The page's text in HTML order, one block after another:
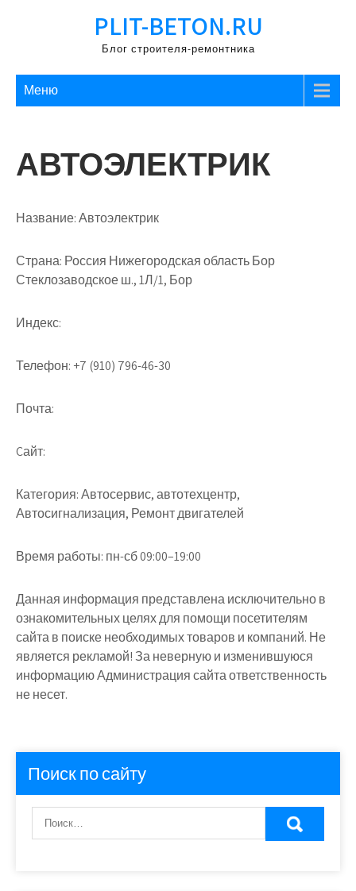
PLIT-BETON.RU
Блог строителя-ремонтника
Меню
АВТОЭЛЕКТРИК
Название:Автоэлектрик
Страна: Россия Нижегородская область Бор
Стеклозаводское ш., 1Л/1, Бор
Индекс:
Телефон: +7 (910) 796-46-30
Почта:
Cайт:
Категория:Автосервис, автотехцентр,
Автосигнализация, Ремонт двигателей
Время работы: пн-сб 09:00–19:00
Данная информация представлена исключительно в
ознакомительных целях для помощи посетителям
сайта в поиске необходимых товаров и компаний. Не
является рекламой! За неверную и изменившуюся
информацию Администрация сайта ответственность
не несет.
Поиск по сайту